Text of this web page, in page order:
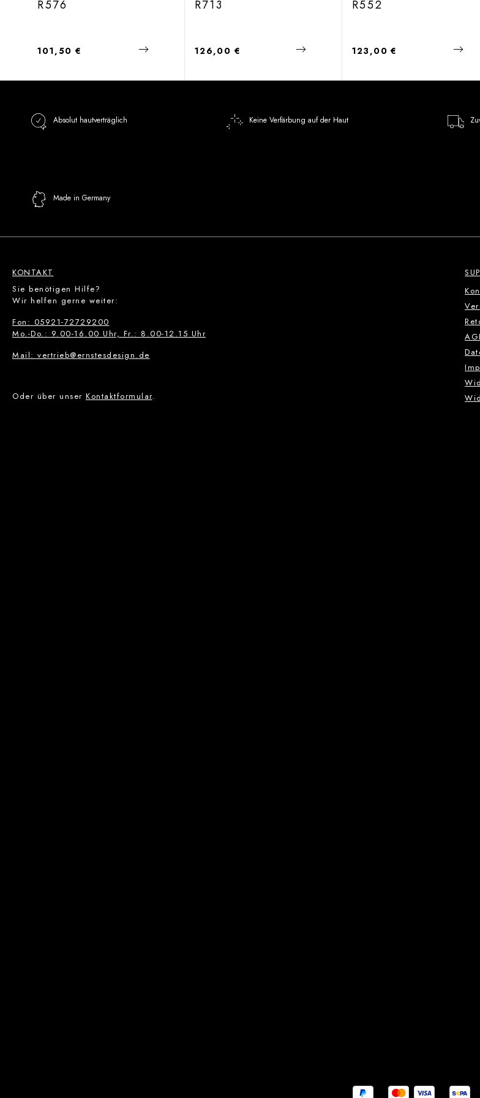
R576
Regulärer Preis:
101,50 €
R713
Regulärer Preis:
126,00 €
R552
Regulärer Preis:
123,00 €
Absolut hautverträglich Keine Verfärbung auf der Haut
Made in Germany
KONTAKT
Sie benötigen Hilfe?
Wir helfen gerne weiter:
Fon: 05921-72729200
Mo.-Do.: 9.00-16.00 Uhr, Fr.: 8.00-12.15 Uhr
Mail: vertrieb@ernstesdesign.de
Oder über unser Kontaktformular.